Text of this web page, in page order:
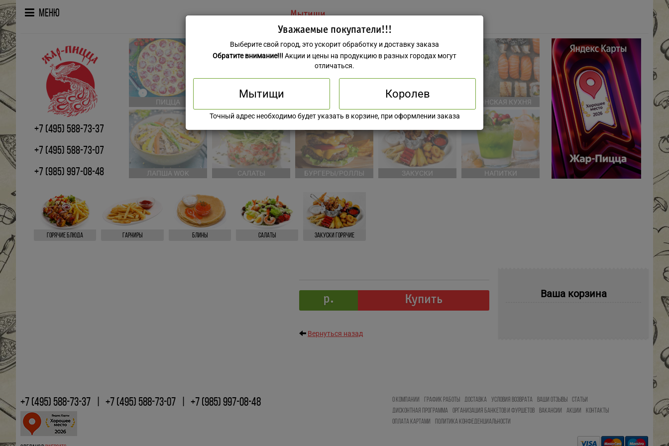
Уважаемые покупатели!!!
Выберите свой город, это ускорит обработку и доставку заказа
Обратите внимание!!! Акции и цены на продукцию в разных городах могут
отличаться.
Мытищи Королев
Точный адрес необходимо будет указать в корзине, при оформлении заказа
Меню Мытищи
+7 (495) 588-73-37
+7 (495) 588-73-07
+7 (985) 997-08-48
ПИЦЦА ЕВРОПЕЙСКАЯ КУХНЯ ЯПОНСКАЯ КУХНЯ
ЛАПША WOK САЛАТЫ БУРГЕРЫ/РОЛЛЫ ЗАКУСКИ НАПИТКИ
Горячие блюда Гарниры Блины Салаты Закуски Горячие
р. Купить
Вернуться назад
Ваша корзина
+7 (495) 588-73-37 +7 (495) 588-73-07 +7 (985) 997-08-48 О КОМПАНИИ ГРАФИК РАБОТЫ ДОСТАВКА УСЛОВИЯ ВОЗВРАТА ВАШИ ОТЗЫВЫ
СТАТЬИ
ДИСКОНТНАЯ ПРОГРАММА
ОРГАНИЗАЦИЯ БАНКЕТОВ И ФУРШЕТОВ ВАКАНСИИ АКЦИИ
КОНТАКТЫ
ОПЛАТА КАРТАМИ
ПОЛИТИКА КОНФЕДЕНЦИАЛЬНОСТИ